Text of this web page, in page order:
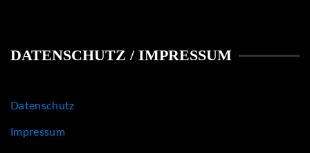
DATENSCHUTZ / IMPRESSUM
Datenschutz
Impressum